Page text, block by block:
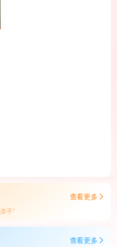
查看更多
手”
查看更多